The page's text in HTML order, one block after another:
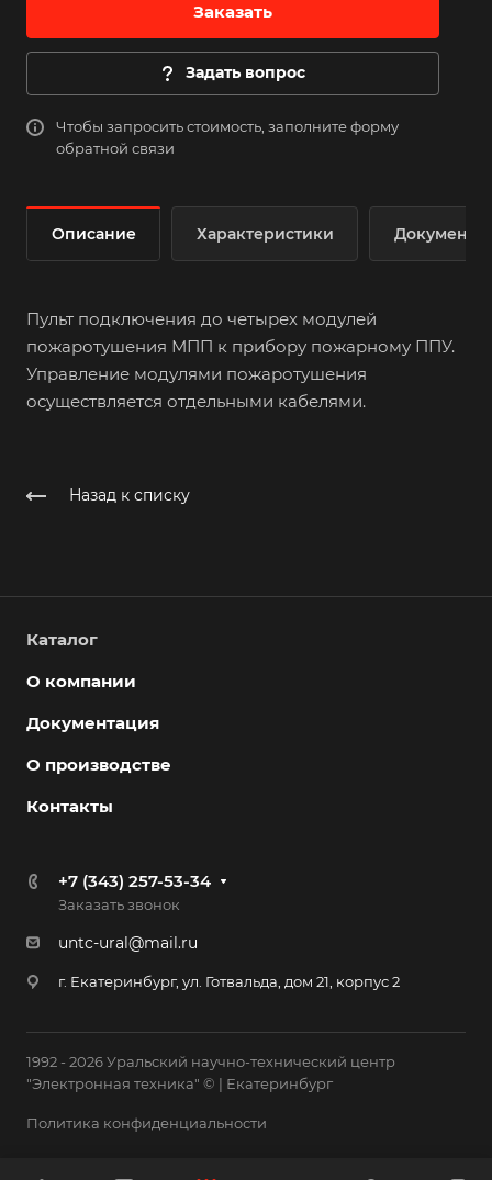
Заказать
Задать вопрос
Чтобы запросить стоимость, заполните форму
обратной связи
Описание Характеристики Документы
Пульт подключения до четырех модулей
пожаротушения МПП к прибору пожарному ППУ.
Управление модулями пожаротушения
осуществляется отдельными кабелями.
Назад к списку
Каталог
О компании
Документация
О производстве
Контакты
+7 (343) 257-53-34
Заказать звонок
untc-ural@mail.ru
г. Екатеринбург, ул. Готвальда, дом 21, корпус 2
1992 - 2026 Уральский научно-технический центр
"Электронная техника" © | Екатеринбург
Политика конфиденциальности